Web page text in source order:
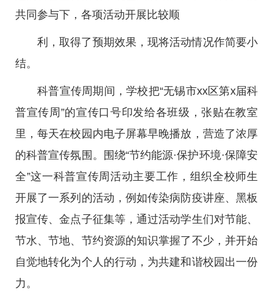
共同参与下，各项活动开展比较顺
利，取得了预期效果，现将活动情况作简要小
结。
科普宣传周期间，学校把“无锡市xx区第x届科
普宣传周”的宣传口号印发给各班级，张贴在教室
里，每天在校园内电子屏幕早晚播放，营造了浓厚
的科普宣传氛围。围绕“节约能源·保护环境·保障安
全”这一科普宣传周活动主要工作，组织全校师生
开展了一系列的活动，例如传染病防疫讲座、黑板
报宣传、金点子征集等，通过活动学生们对节能、
节水、节地、节约资源的知识掌握了不少，并开始
自觉地转化为个人的行动，为共建和谐校园出一份
力。